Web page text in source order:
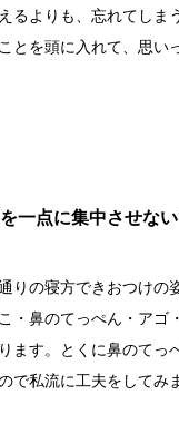
るよりも、忘れてしま
とを頭に入れて、思い
一点に集中させな
りの寝方できおつけの
・鼻のてっぺん・アゴ・
ます。とくに鼻のてっ
で私流に工夫をしてみ